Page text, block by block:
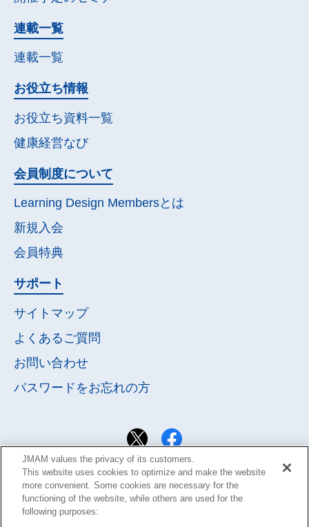
連載一覧
連載一覧
お役立ち情報
お役立ち資料一覧
健康経営なび
会員制度について
Learning Design Membersとは
新規入会
会員特典
サポート
サイトマップ
よくあるご質問
お問い合わせ
パスワードをお忘れの方
JMAM values the privacy of its customers.
This website uses cookies to optimize and make the website
more convenient. Some cookies are necessary for the
functioning of the website, while others are used for the
following purposes: